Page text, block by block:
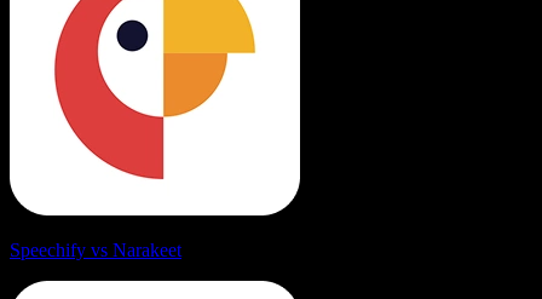
Speechify vs Narakeet